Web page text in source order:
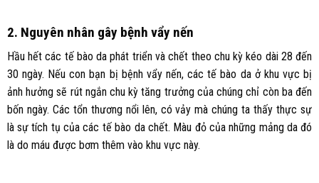
2. Nguyên nhân gây bệnh vẩy nến
Hầu hết các tế bào da phát triển và chết theo chu kỳ kéo dài 28 đến
30 ngày. Nếu con bạn bị bệnh vẩy nến, các tế bào da ở khu vực bị
ảnh hưởng sẽ rút ngắn chu kỳ tăng trưởng của chúng chỉ còn ba đến
bốn ngày. Các tổn thương nổi lên, có vảy mà chúng ta thấy thực sự
là sự tích tụ của các tế bào da chết. Màu đỏ của những mảng da đó
là do máu được bơm thêm vào khu vực này.